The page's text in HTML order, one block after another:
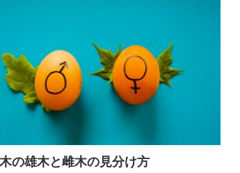
の雄木と雌木の見分け方